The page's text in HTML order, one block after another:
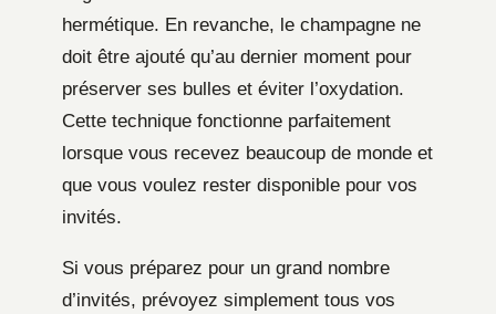
hermétique. En revanche, le champagne ne
doit être ajouté qu’au dernier moment pour
préserver ses bulles et éviter l’oxydation.
Cette technique fonctionne parfaitement
lorsque vous recevez beaucoup de monde et
que vous voulez rester disponible pour vos
invités.
Si vous préparez pour un grand nombre
d’invités, prévoyez simplement tous vos